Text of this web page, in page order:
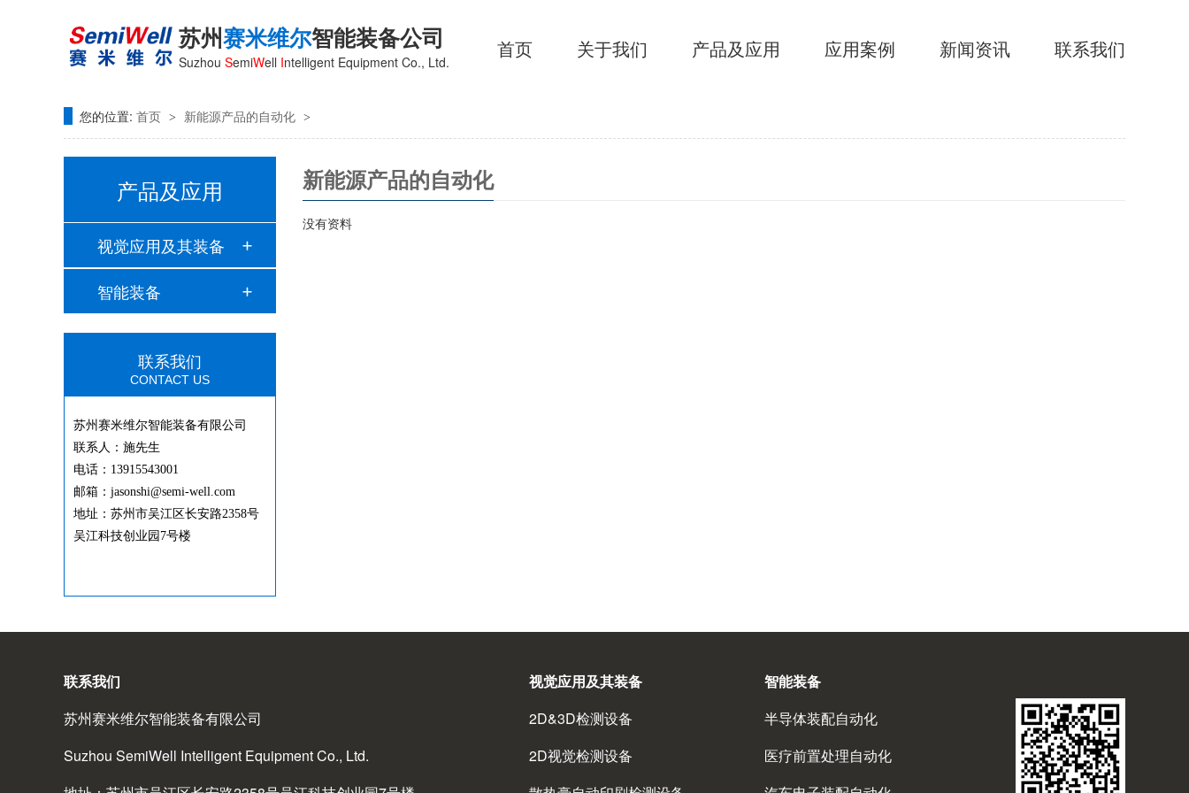
苏州赛米维尔智能装备公司
Suzhou SemiWell Intelligent Equipment Co., Ltd.
首页 关于我们 产品及应用 应用案例 新闻资讯 联系我们
您的位置: 首页 > 新能源产品的自动化 >
产品及应用
视觉应用及其装备
智能装备
联系我们
CONTACT US
苏州赛米维尔智能装备有限公司
联系人：施先生
电话：13915543001
邮箱：jasonshi@semi-well.com
地址：苏州市吴江区长安路2358号
吴江科技创业园7号楼
新能源产品的自动化
没有资料
联系我们
苏州赛米维尔智能装备有限公司
Suzhou SemiWell Intelligent Equipment Co., Ltd.
视觉应用及其装备
2D&3D检测设备
2D视觉检测设备
智能装备
半导体装配自动化
医疗前置处理自动化